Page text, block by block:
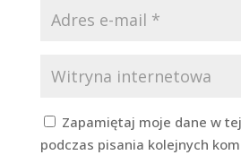
Zapamiętaj moje dane w
podczas pisania kolejnych